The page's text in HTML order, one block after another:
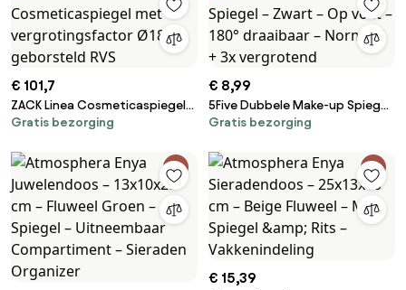
€ 101,7
ZACK Linea Cosmeticaspiegel
met vergrotingsfactor Ø18cm
Gratis bezorging
€ 8,99
5Five Dubbele Make-up Spiegel
– Zwart – Op voet – 180°
vergrotend
Gratis bezorging
€ 15,39